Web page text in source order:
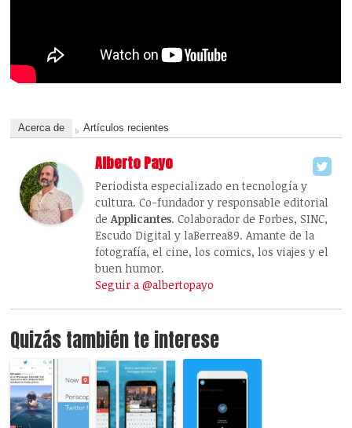
Acerca de Artículos recientes
Alberto Payo
Periodista especializado en tecnología y
cultura. Co-fundador y responsable editorial
deApplicantes. Colaborador de Forbes, SINC,
Escudo Digital y laBerrea89. Amante de la
fotografía, el cine, los comics, los viajes y el
buen humor.
Seguir a @albertopayo
Quizás también te interese